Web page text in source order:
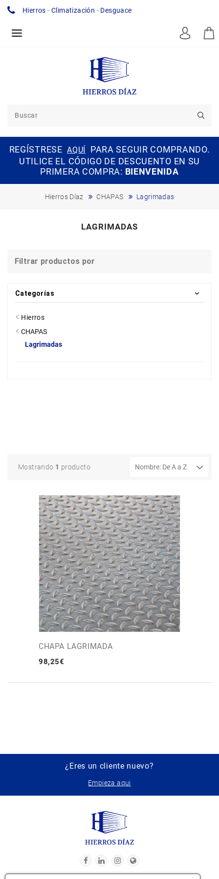
Hierros -Climatización - Desguace
REGÍSTRESE AQUÍ
PARA SEGUIR COMPRANDO.
UTILICE EL CÓDIGO DE DESCUENTO EN SU
PRIMERA COMPRA: BIENVENIDA
Hierros Díaz CHAPAS Lagrimadas
LAGRIMADAS
Mostrando 1 producto
CHAPA LAGRIMADA
98,25€
Filtrar productos por
Categorías
Hierros
CHAPAS
Lagrimadas
¿Eres un cliente nuevo?
Empieza aqui